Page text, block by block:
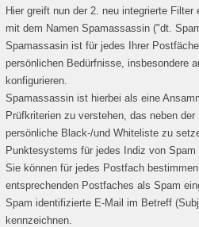
Hier greift nun der 2. neu integrierte
mit dem Namen Spamassassin ("dt.
Spamassasin ist für jedes Ihrer
persönlichen Bedürfnisse, insbesondere
konfigurieren.
Spamassassin ist hierbei als eine
Prüfkriterien zu verstehen, das neben
persönliche Black-/und Whiteliste zu
Punktesystems für jedes Indiz von
Sie können für jedes Postfach
entsprechenden Postfaches als Spam
Spam identifizierte E-Mail im Betreff
kennzeichnen.